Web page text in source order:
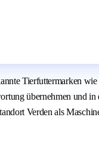
übernehmen und in
Verden als